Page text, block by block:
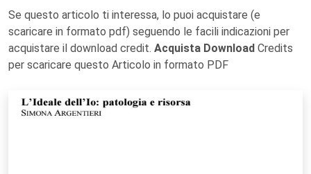
Se questo articolo ti interessa, lo puoi acquistare (e
scaricare in formato pdf) seguendo le facili indicazioni per
acquistare il download credit. Acquista Download Credits
per scaricare questo Articolo in formato PDF